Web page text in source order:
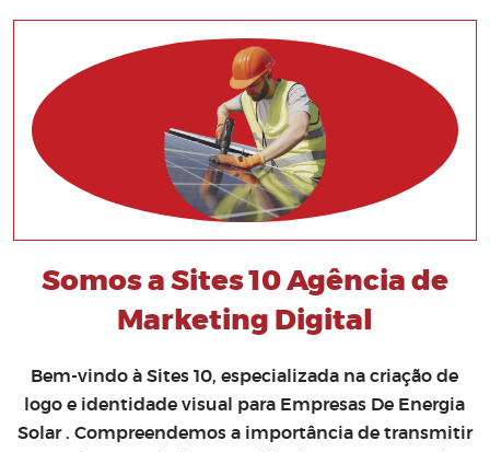
Somos a Sites 10 Agência de
Marketing Digital
Bem-vindo à Sites 10, especializada nacriação de
logo e identidade visual para Empresas De Energia
Solar . Compreendemos a importância de transmitir